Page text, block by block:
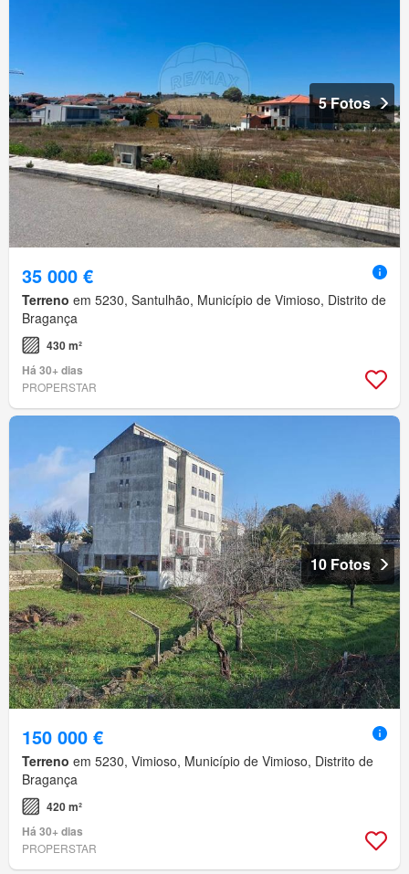
5 Fotos
35 000 €
Terreno em 5230, Santulhão, Município de Vimioso, Distrito de
Bragança
430 m²
Há 30+ dias
PROPERSTAR
10 Fotos
150 000 €
Terreno em 5230, Vimioso, Município de Vimioso, Distrito de
Bragança
420 m²
Há 30+ dias
PROPERSTAR